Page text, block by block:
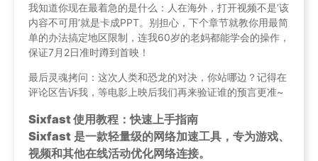
我知道你现在最着急的是什么：人在海外，打开视频不是‘该
内容不可用’就是卡成PPT。别担心，下个章节就教你用最简
单的办法搞定地区限制，连我60岁的老妈都能学会的操作，
保证7月2日准时蹲到首映！
最后灵魂拷问：这次人类和恐龙的对决，你站哪边？记得在
评论区告诉我，等电影上映后我们再来验证谁的预言更准~
Sixfast 使用教程：快速上手指南
Sixfast 是一款轻量级的网络加速工具，专为游戏、
视频和其他在线活动优化网络连接。